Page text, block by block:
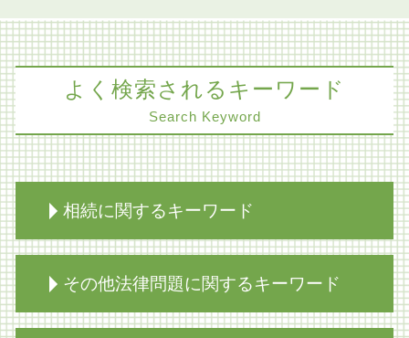
よく検索されるキーワード
Search Keyword
相続に関するキーワード
自筆証書遺言 効力
相続放棄 年金
その他法律問題に関するキーワード